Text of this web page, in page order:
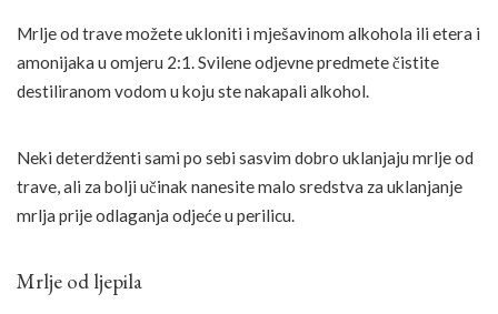
Mrlje od trave možete ukloniti i mješavinom alkohola ili etera i
amonijaka u omjeru 2:1. Svilene odjevne predmete čistite
destiliranom vodom u koju ste nakapali alkohol.
Neki deterdženti sami po sebi sasvim dobro uklanjaju mrlje od
trave, ali za bolji učinak nanesite malo sredstva za uklanjanje
mrlja prije odlaganja odjeće u perilicu.
Mrlje od ljepila